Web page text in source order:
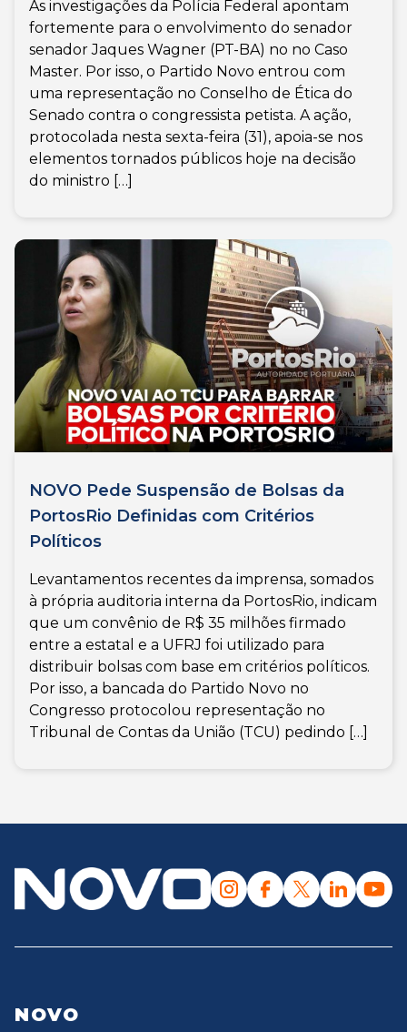
As investigações da Polícia Federal apontam
fortemente para o envolvimento do senador
senador Jaques Wagner (PT-BA) no no Caso
Master. Por isso, o Partido Novo entrou com
uma representação no Conselho de Ética do
Senado contra o congressista petista. A ação,
protocolada nesta sexta-feira (31), apoia-se nos
elementos tornados públicos hoje na decisão
do ministro […]
NOVO Pede Suspensão de Bolsas da
PortosRio Definidas com Critérios
Políticos
Levantamentos recentes da imprensa, somados
à própria auditoria interna da PortosRio, indicam
que um convênio de R$ 35 milhões firmado
entre a estatal e a UFRJ foi utilizado para
distribuir bolsas com base em critérios políticos.
Por isso, a bancada do Partido Novo no
Congresso protocolou representação no
Tribunal de Contas da União (TCU) pedindo […]
NOVO